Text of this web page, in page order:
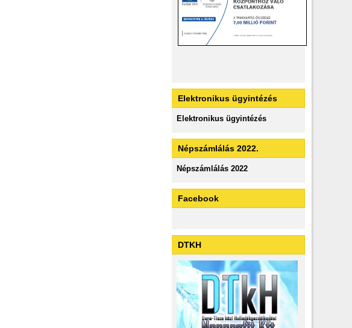
Elektronikus ügyintézés
Elektronikus ügyintézés
Népszámlálás 2022.
Népszámlálás 2022
Facebook
DTKH